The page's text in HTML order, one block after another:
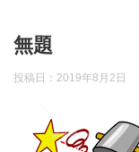
無題
投稿日： 2019年8月2日